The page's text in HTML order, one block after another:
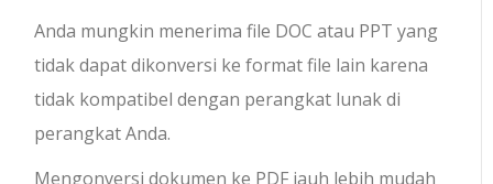
Anda mungkin menerima file DOC atau PPT yang
tidak dapat dikonversi ke format file lain karena
tidak kompatibel dengan perangkat lunak di
perangkat Anda.
Mengonversi dokumen ke PDF jauh lebih mudah